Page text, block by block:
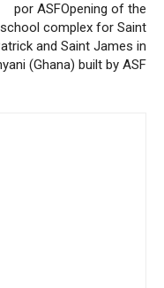
por ASFOpening of the
school complex for Saint
and Saint James in
(Ghana) built by ASF